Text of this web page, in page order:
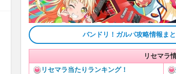
バンドリ！ガルパ攻略情報ま
リセマラ
リセマラ当たりランキング！